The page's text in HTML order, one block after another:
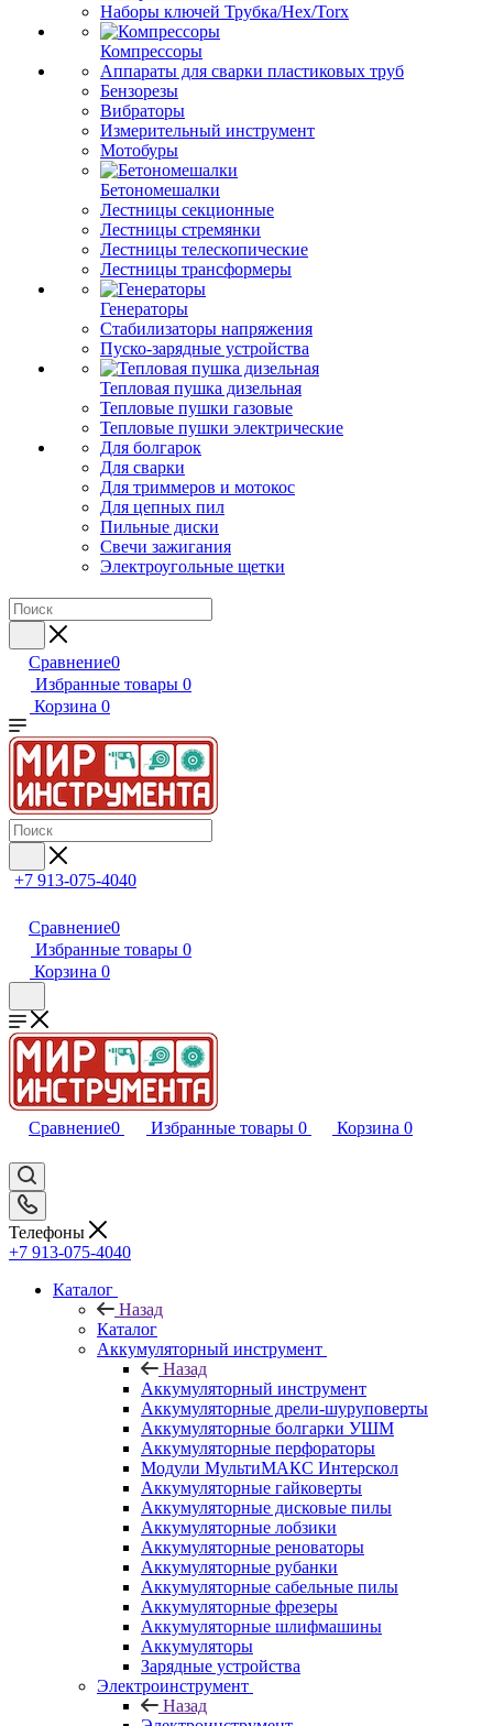
Наборы ключей Трубка/Hex/Torx
Компрессоры
Аппараты для сварки пластиковых труб
Бензорезы
Вибраторы
Измерительный инструмент
Мотобуры
Бетономешалки
Лестницы секционные
Лестницы стремянки
Лестницы телескопические
Лестницы трансформеры
Генераторы
Стабилизаторы напряжения
Пуско-зарядные устройства
Тепловая пушка дизельная
Тепловые пушки газовые
Тепловые пушки электрические
Для болгарок
Для сварки
Для триммеров и мотокос
Для цепных пил
Пильные диски
Свечи зажигания
Электроугольные щетки
Сравнение0
Избранные товары 0
Корзина 0
+7 913-075-4040
Сравнение0
Избранные товары 0
Корзина 0
Сравнение0 Избранные товары 0 Корзина 0
Телефоны
+7 913-075-4040
Каталог
Назад
Каталог
Аккумуляторный инструмент
Назад
Аккумуляторный инструмент
Аккумуляторные дрели-шуруповерты
Аккумуляторные болгарки УШМ
Аккумуляторные перфораторы
Модули МультиМАКС Интерскол
Аккумуляторные гайковерты
Аккумуляторные дисковые пилы
Аккумуляторные лобзики
Аккумуляторные реноваторы
Аккумуляторные рубанки
Аккумуляторные сабельные пилы
Аккумуляторные фрезеры
Аккумуляторные шлифмашины
Аккумуляторы
Зарядные устройства
Электроинструмент
Назад